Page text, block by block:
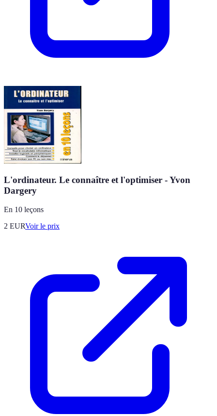
L'ordinateur. Le connaître et l'optimiser - Yvon
Dargery
En 10 leçons
2 EURVoir le prix